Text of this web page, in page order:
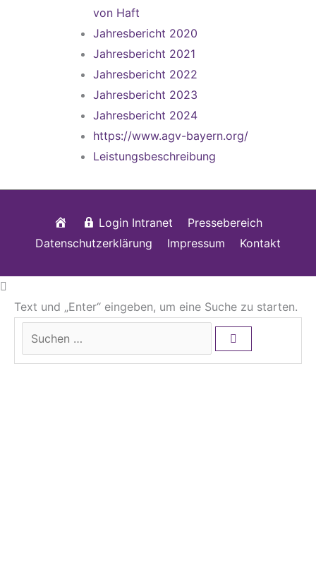
von Haft
Jahresbericht 2020
Jahresbericht 2021
Jahresbericht 2022
Jahresbericht 2023
Jahresbericht 2024
https://www.agv-bayern.org/
Leistungsbeschreibung
StartseiteLogin Intranet
Pressebereich
Datenschutzerklärung
Impressum Kontakt
Text und „Enter“ eingeben, um eine Suche zu starten.